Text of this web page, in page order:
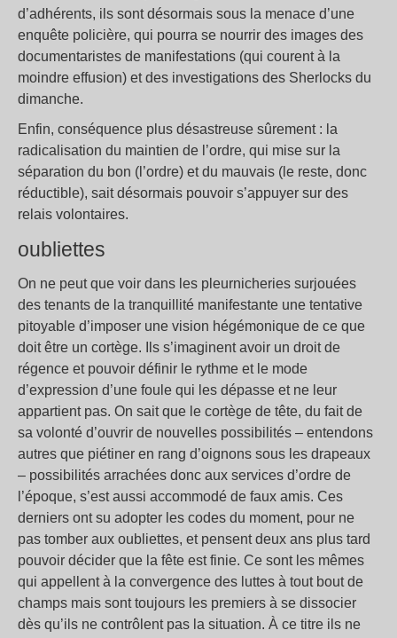
d’adhérents, ils sont désormais sous la menace d’une
enquête policière, qui pourra se nourrir des images des
documentaristes de manifestations (qui courent à la
moindre effusion) et des investigations des Sherlocks du
dimanche.
Enfin, conséquence plus désastreuse sûrement : la
radicalisation du maintien de l’ordre, qui mise sur la
séparation du bon (l’ordre) et du mauvais (le reste, donc
réductible), sait désormais pouvoir s’appuyer sur des
relais volontaires.
oubliettes
On ne peut que voir dans les pleurnicheries surjouées
des tenants de la tranquillité manifestante une tentative
pitoyable d’imposer une vision hégémonique de ce que
doit être un cortège. Ils s’imaginent avoir un droit de
régence et pouvoir définir le rythme et le mode
d’expression d’une foule qui les dépasse et ne leur
appartient pas. On sait que le cortège de tête, du fait de
sa volonté d’ouvrir de nouvelles possibilités – entendons
autres que piétiner en rang d’oignons sous les drapeaux
– possibilités arrachées donc aux services d’ordre de
l’époque, s’est aussi accommodé de faux amis. Ces
derniers ont su adopter les codes du moment, pour ne
pas tomber aux oubliettes, et pensent deux ans plus tard
pouvoir décider que la fête est finie. Ce sont les mêmes
qui appellent à la convergence des luttes à tout bout de
champs mais sont toujours les premiers à se dissocier
dès qu’ils ne contrôlent pas la situation. À ce titre ils ne